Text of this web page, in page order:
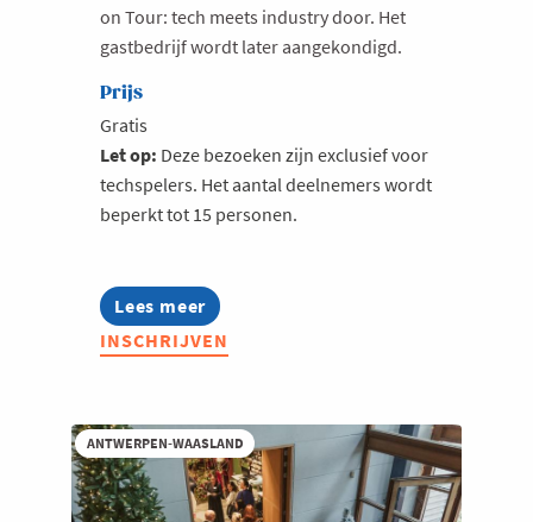
on Tour: tech meets industry door. Het
gastbedrijf wordt later aangekondigd.
Prijs
Gratis
Let op: Deze bezoeken zijn exclusief voor
techspelers. Het aantal deelnemers wordt
beperkt tot 15 personen.
Lees meer
about
Voka
On
27
november
'26
-
TBA
INSCHRIJVEN
ANTWERPEN-WAASLAND